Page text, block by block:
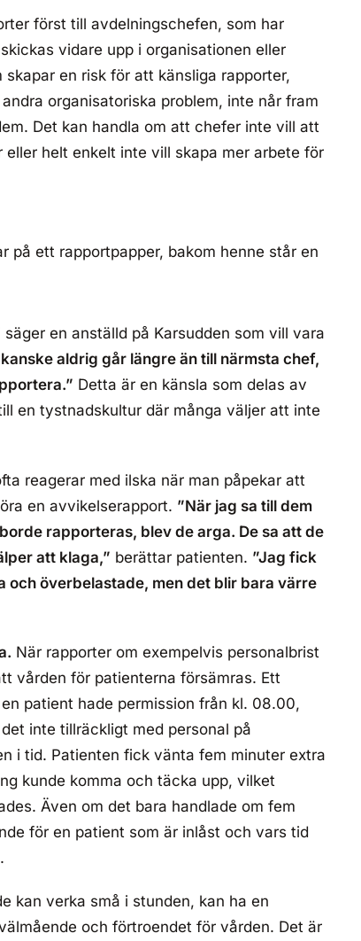
först till avdelningschefen, som har
vidare upp i organisationen eller
en risk för att känsliga rapporter,
organisatoriska problem, inte når fram
Det kan handla om att chefer inte vill att
helt enkelt inte vill skapa mer arbete för
säger en anställd på Karsudden som vill vara
aldrig går längre än till närmsta chef,
Detta är en känsla som delas av
en tystnadskultur där många väljer att inte
reagerar med ilska när man påpekar att
en avvikelserapport. ”När jag sa till dem
rapporteras, blev de arga. De sa att de
att klaga,” berättar patienten. ”Jag fick
och överbelastade, men det blir bara värre
När rapporter om exempelvis personalbrist
vården för patienterna försämras. Ett
patient hade permission från kl. 08.00,
inte tillräckligt med personal på
i tid. Patienten fick vänta fem minuter extra
kunde komma och täcka upp, vilket
Även om det bara handlade om fem
för en patient som är inlåst och vars tid
kan verka små i stunden, kan ha en
och förtroendet för vården. Det är